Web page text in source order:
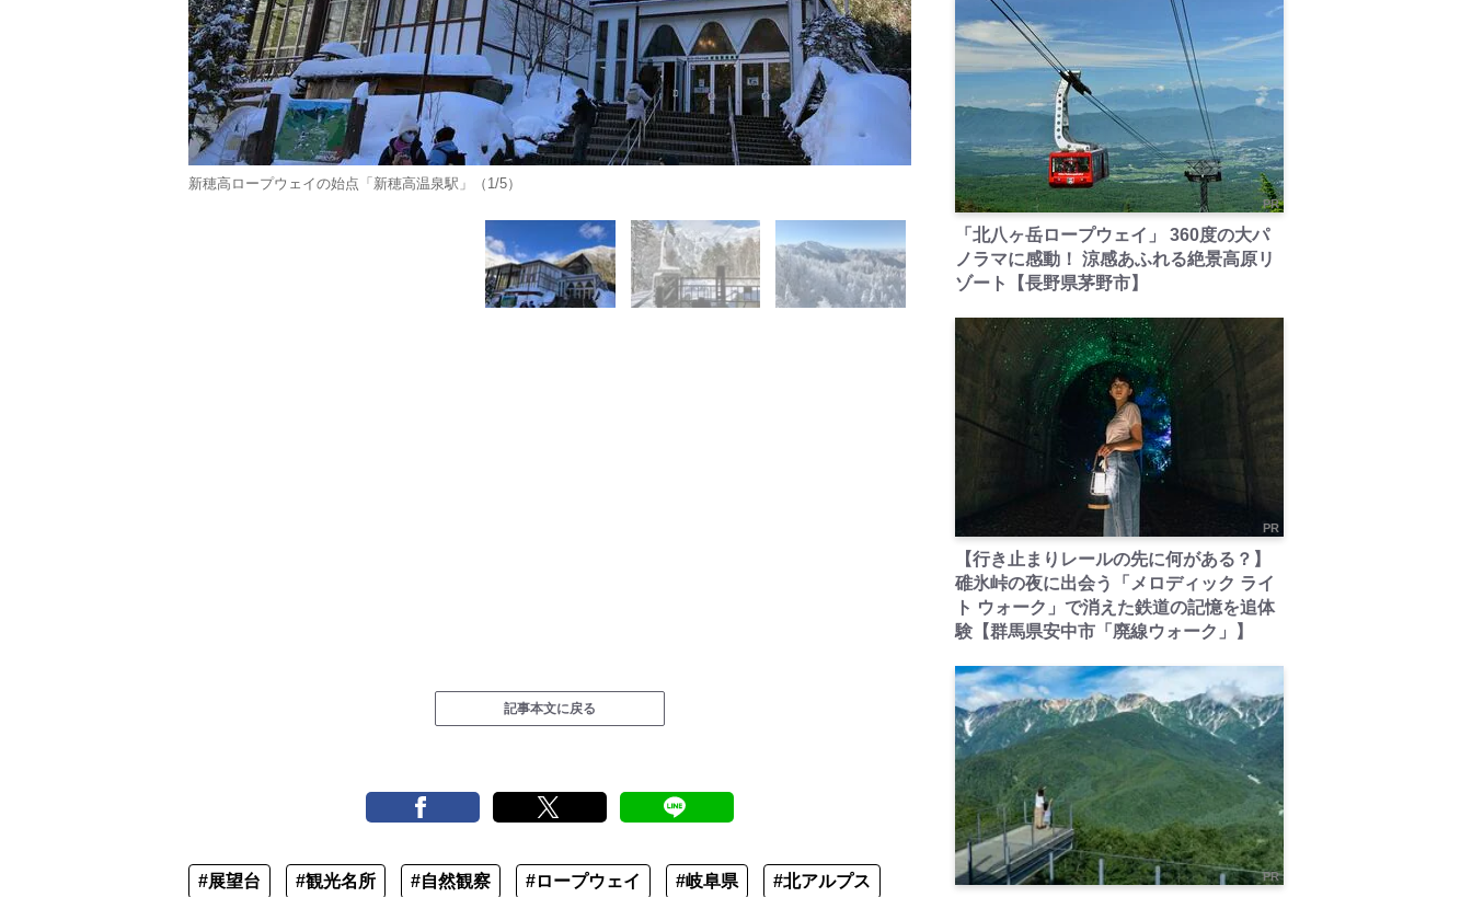
新穂高ロープウェイの始点「新穂高温泉駅」（1/5）
記事本文に戻る
#展望台 #観光名所 #自然観察 #ロープウェイ #岐阜県 #北アルプス
PR
「北八ヶ岳ロープウェイ」 360度の大パ
ノラマに感動！ 涼感あふれる絶景高原リ
ゾート【長野県茅野市】
PR
【行き止まりレールの先に何がある？】
碓氷峠の夜に出会う「メロディック ライ
ト ウォーク」で消えた鉄道の記憶を追体
験【群馬県安中市「廃線ウォーク」】
PR